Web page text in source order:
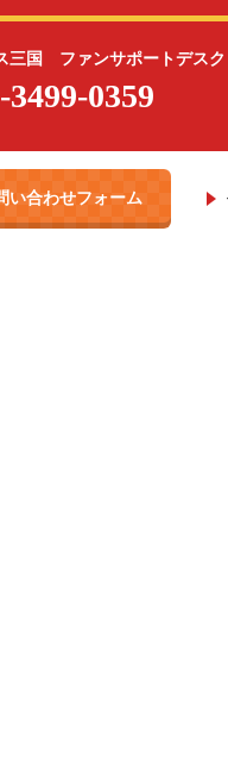
三国 ファンサポートデスク
3499-0359
い合わせフォーム